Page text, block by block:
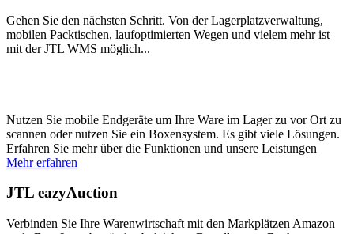
Gehen Sie den nächsten Schritt. Von der Lagerplatzverwaltung,
mobilen Packtischen, laufoptimierten Wegen und vielem mehr ist
mit der JTL WMS möglich...
Nutzen Sie mobile Endgeräte um Ihre Ware im Lager zu vor Ort zu
scannen oder nutzen Sie ein Boxensystem. Es gibt viele Lösungen.
Erfahren Sie mehr über die Funktionen und unsere Leistungen
Mehr erfahren
JTL eazyAuction
Verbinden Sie Ihre Warenwirtschaft mit den Markplätzen Amazon